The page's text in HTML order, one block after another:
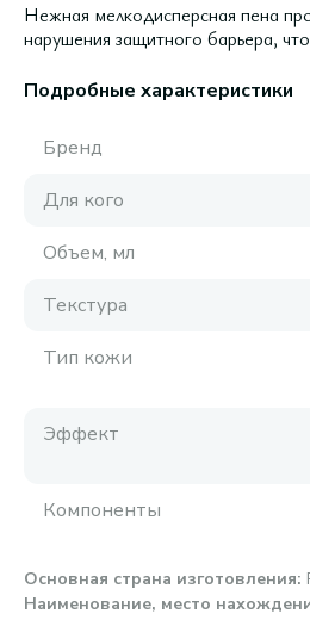
Нежная мелкодисперсная пена
нарушения защитного барьера,
Подробные характеристики
Бренд
Для кого
Объем, мл
Текстура
Тип кожи
Эффект
Компоненты
Основная страна изготовления:
Наименование, место